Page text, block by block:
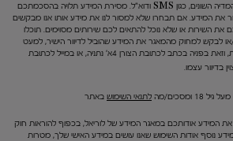
המותאמים לכם אישית) באמצעי המדיה השונים, כגון SMS ודוא"ל. מסירת המידע תלויה בהסכמתכם
את המידע. אם תבחרו שלא למסור לנו את מידע אותו אנו מבקשים
את השירות או שלא נוכל להתאים לכם שירותים מסוימים. תוכלו
לבקש למחוק מהמאגר את המידע שהוביל לדיוור הישיר, למעט
לכתובת הצורן 4א' נתניה, או במייל לכתובת
בדיוור עצמו.
מה לתנאי השימוש באתר
את המידע אודותכם במאגר המידע של לוריאל, בכפוף להוראות חוק
הפרטיות, תשמ"א – 1981.למידע נוסף אודות השימוש שאנו עושים במידע האישי שלך, מטרות